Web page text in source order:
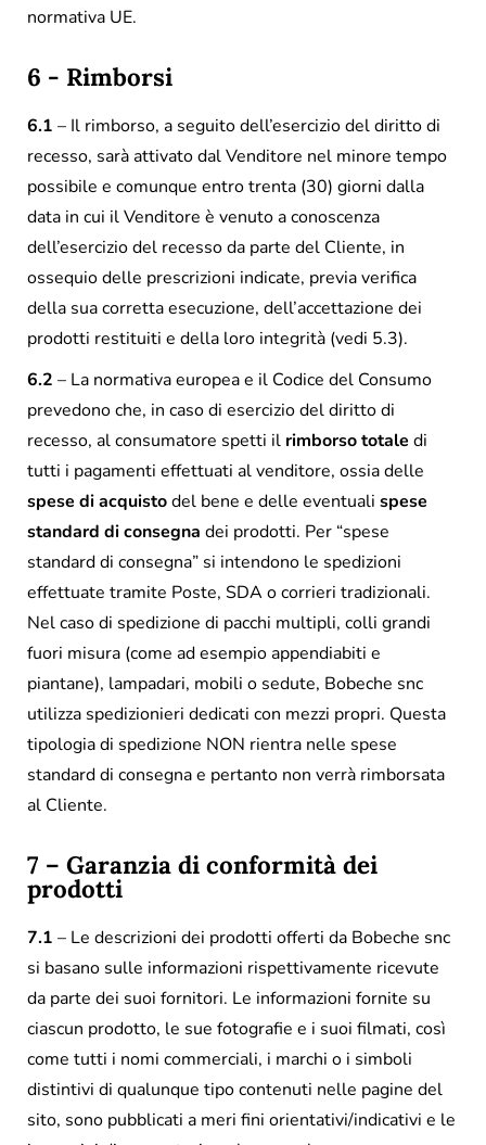
normativa UE.
6 - Rimborsi
6.1 – Il rimborso, a seguito dell’esercizio del diritto di
recesso, sarà attivato dal Venditore nel minore tempo
possibile e comunque entro trenta (30) giorni dalla
data in cui il Venditore è venuto a conoscenza
dell’esercizio del recesso da parte del Cliente, in
ossequio delle prescrizioni indicate, previa verifica
della sua corretta esecuzione, dell’accettazione dei
prodotti restituiti e della loro integrità (vedi 5.3).
6.2 – La normativa europea e il Codice del Consumo
prevedono che, in caso di esercizio del diritto di
recesso, al consumatore spetti il rimborso totale di
tutti i pagamenti effettuati al venditore, ossia delle
spese di acquistodel bene e delle eventuali spese
standard di consegna dei prodotti. Per “spese
standard di consegna” si intendono le spedizioni
effettuate tramite Poste, SDA o corrieri tradizionali.
Nel caso di spedizione di pacchi multipli, colli grandi
fuori misura (come ad esempio appendiabiti e
piantane), lampadari, mobili o sedute, Bobeche snc
utilizza spedizionieri dedicati con mezzi propri. Questa
tipologia di spedizione NON rientra nelle spese
standard di consegna e pertanto non verrà rimborsata
al Cliente.
7 – Garanzia di conformità dei
prodotti
7.1 – Le descrizioni dei prodotti offerti da Bobeche snc
si basano sulle informazioni rispettivamente ricevute
da parte dei suoi fornitori. Le informazioni fornite su
ciascun prodotto, le sue fotografie e i suoi filmati, così
come tutti i nomi commerciali, i marchi o i simboli
distintivi di qualunque tipo contenuti nelle pagine del
sito, sono pubblicati a meri fini orientativi/indicativi e le